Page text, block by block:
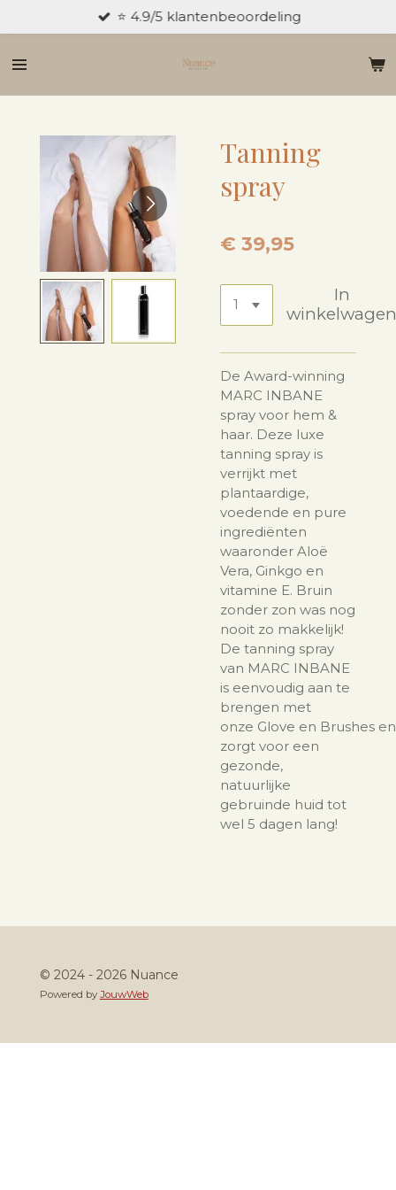
direct
naar
hoofdinhoud
⭐ 4.9/5 klantenbeoordeling
Tanning
spray
€ 39,95
In
De Award-winning
MARC INBANE
spray voor hem &
haar. Deze luxe
tanning spray is
verrijkt met
plantaardige,
voedende en pure
ingrediënten
waaronder Aloë
Vera, Ginkgo en
vitamine E. Bruin
zonder zon was nog
nooit zo makkelijk!
De tanning spray
van MARC INBANE
is eenvoudig aan te
brengen met
onze Glove en Brushes en
zorgt voor een
gezonde,
natuurlijke
gebruinde huid tot
wel 5 dagen lang!
© 2024 - 2026 Nuance
Powered by JouwWeb